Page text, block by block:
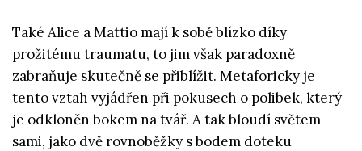
Také Alice a Mattio mají k sobě blízko díky
prožitému traumatu, to jim však paradoxně
zabraňuje skutečně se přiblížit. Metaforicky je
tento vztah vyjádřen při pokusech o polibek, který
je odkloněn bokem na tvář. A tak bloudí světem
sami, jako dvě rovnoběžky s bodem doteku